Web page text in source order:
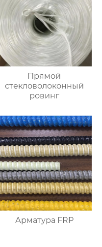
Прямой
стекловолоконный
ровинг
Арматура FRP